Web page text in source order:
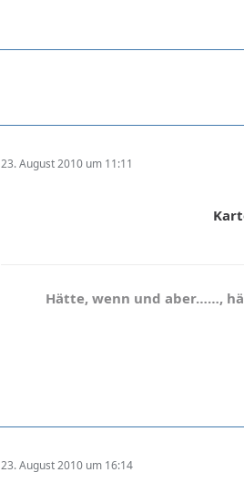
23. August 2010 um 11:11
Hätte, wenn und aber……,
23. August 2010 um 16:14